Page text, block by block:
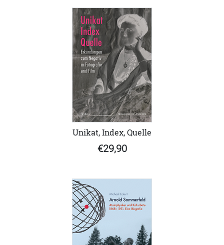
Unikat, Index, Quelle
€29,90